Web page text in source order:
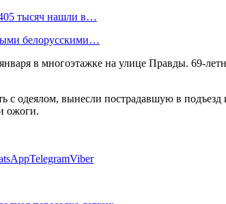
тысяч нашли в…
белорусскими…
в многоэтажке на улице Правды. 69-
одеялом, вынесли пострадавшую в
ожоги.
TelegramViber